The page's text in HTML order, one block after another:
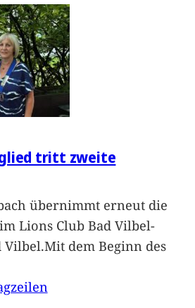
tritt zweite
übernimmt erneut die
Lions Club Bad Vilbel-
Vilbel.Mit dem Beginn des